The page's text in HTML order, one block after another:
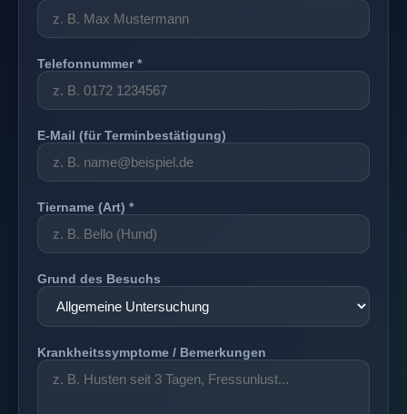
Telefonnummer *
E-Mail (für Terminbestätigung)
Tiername (Art) *
Grund des Besuchs
Krankheitssymptome / Bemerkungen